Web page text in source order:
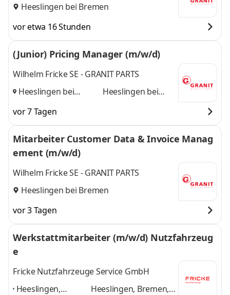
Heeslingen bei Bremen
vor etwa 16 Stunden
(Junior) Pricing Manager (m/w/d)
Wilhelm Fricke SE - GRANIT PARTS
Heeslingen bei
und
Heeslingen bei
vor 7 Tagen
Mitarbeiter Customer Data & Invoice Manag
ement (m/w/d)
Wilhelm Fricke SE - GRANIT PARTS
Heeslingen bei Bremen
vor 3 Tagen
Werkstattmitarbeiter (m/w/d) Nutzfahrzeug
e
Fricke Nutzfahrzeuge Service GmbH
Heeslingen,
Heeslingen, Bremen,